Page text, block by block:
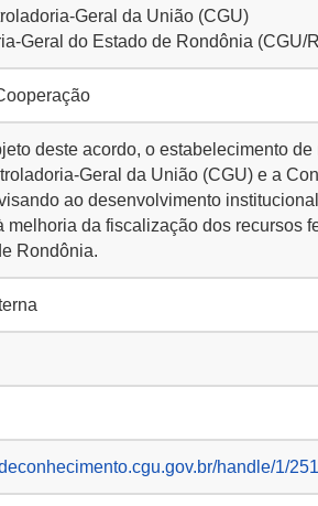
Geral da União (CGU)
Geral do Estado de Rondônia (CGU/
deste acordo, o estabelecimento
Geral da União (CGU) e a
ao desenvolvimento
melhoria da fiscalização dos recursos
Rondônia.
handle/1/